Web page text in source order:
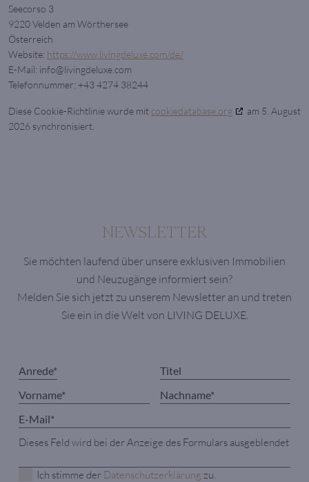
Seecorso 3
9220 Velden am Wörthersee
Österreich
Website: https://www.livingdeluxe.com/de/
E-Mail: info@livingdeluxe.com
Telefonnummer: +43 4274 38244
Diese Cookie-Richtlinie wurde mit cookiedatabase.org
am 5. August
2026 synchronisiert.
NEWSLETTER
Sie möchten laufend über unsere exklusiven Immobilien
und Neuzugänge informiert sein?
Melden Sie sich jetzt zu unserem Newsletter an und treten
Sie ein in die Welt von LIVING DELUXE.
Dieses Feld wird bei der Anzeige des Formulars ausgeblendet
Ich stimme der Datenschutzerklärung zu.